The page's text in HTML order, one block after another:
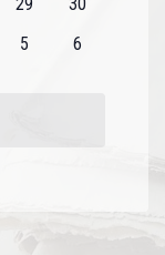
29
30
0
5
0
6